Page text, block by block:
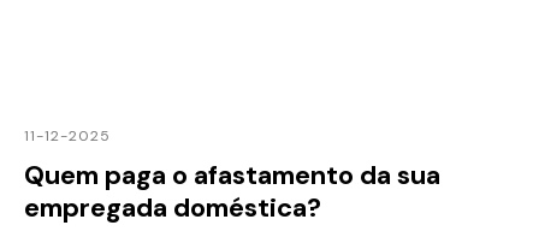
11-12-2025
Quem paga o afastamento da sua
empregada doméstica?